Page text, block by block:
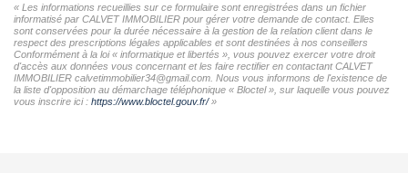
« Les informations recueillies sur ce formulaire sont enregistrées dans un fichier
informatisé par CALVET IMMOBILIER pour gérer votre demande de contact. Elles
sont conservées pour la durée nécessaire à la gestion de la relation client dans le
respect des prescriptions légales applicables et sont destinées à nos conseillers
Conformément à la loi « informatique et libertés », vous pouvez exercer votre droit
d'accès aux données vous concernant et les faire rectifier en contactant CALVET
IMMOBILIER calvetimmobilier34@gmail.com. Nous vous informons de l'existence de
la liste d'opposition au démarchage téléphonique « Bloctel », sur laquelle vous pouvez
vous inscrire ici : https://www.bloctel.gouv.fr/»